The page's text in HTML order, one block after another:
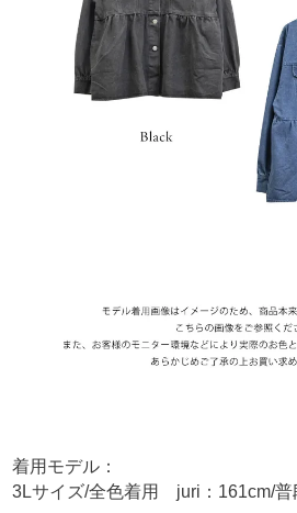
着用モデル：
3Lサイズ/全色着用 juri：161cm/普